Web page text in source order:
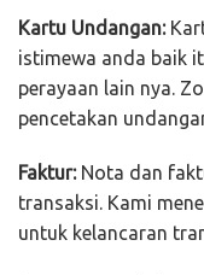
Kartu Undangan:
istimewa anda baik
perayaan lain nya.
pencetakan
Faktur:Nota dan
transaksi. Kami
untuk kelancaran